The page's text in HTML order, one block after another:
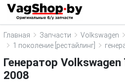
Главная Запчасти Volkswagen
1 поколение [рестайлинг]
Генератор Volkswagen
2008